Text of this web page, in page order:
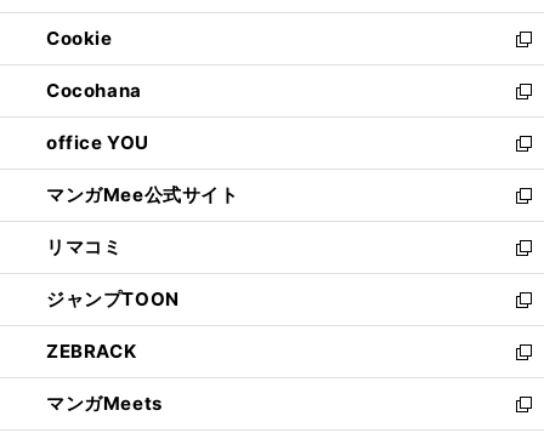
開
く
ウ
で
開
く
ン
ド
ウ
で
開
く
ウ
ィ
ン
ド
ウ
で
開
く
Cookie
新
し
い
ウ
ィ
ン
ド
ウ
で
開
く
Cocohana
新
し
い
ウ
ィ
ン
ド
ウ
で
開
く
office YOU
新
し
い
ウ
ィ
ン
ド
ウ
で
開
く
マンガMee公式サイト
新
し
い
ウ
ィ
ン
ド
ウ
で
リマコミ
新
し
い
ウ
ィ
ン
ド
ジャンプTOON
新
し
い
ウ
ィ
ZEBRACK
新
し
い
マンガMeets
新